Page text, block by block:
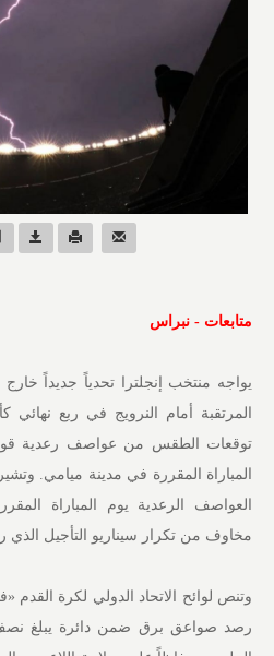
متابعات - نبراس
يواجه منتخب إنجلترا تحدياً جديداً
توقعات الطقس من عواصف رعدية
المباراة المقررة في مدينة ميامي.
العواصف الرعدية يوم المباراة
مخاوف من تكرار سيناريو التأجيل الذي
وتنص لوائح الاتحاد الدولي لكرة القدم